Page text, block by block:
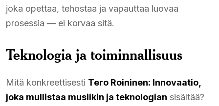
joka opettaa, tehostaa ja vapauttaa luovaa
prosessia — ei korvaa sitä.
Teknologia ja toiminnallisuus
Mitä konkreettisesti Tero Roininen: Innovaatio,
joka mullistaa musiikin ja teknologian sisältää?